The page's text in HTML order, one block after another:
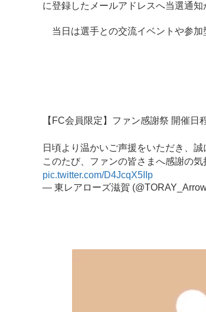
に登録したメールアドレスへ当選通知
当日は選手との交流イベントや参加
【FC会員限定】ファン感謝祭 開催日
日頃より温かいご声援をいただき、誠
このたび、ファンの皆さまへ感謝の
pic.twitter.com/D4JcqX5IIp
— 東レアローズ滋賀